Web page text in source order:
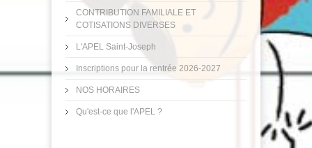
CONTRIBUTION FAMILIALE ET
COTISATIONS DIVERSES
L'APEL Saint-Joseph
Inscriptions pour la rentrée 2026-2027
NOS HORAIRES
Qu'est-ce que l'APEL ?